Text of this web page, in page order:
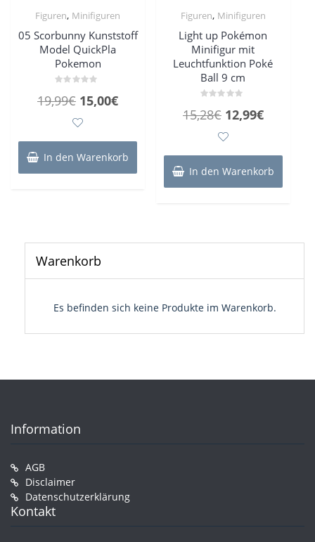
Figuren, Minifiguren
05 Scorbunny Kunststoff
Model QuickPla
Pokemon
mit
19,99€ Ursprünglicher
Preis
war:
19,99€
15,00€Aktueller
ist:
15,00€.
In den Warenkorb
Figuren, Minifiguren
Light up Pokémon
Minifigur mit
Leuchtfunktion Poké
Ball 9 cm
mit
15,28€ Ursprünglicher
Preis
war:
15,28€
12,99€Aktueller
ist:
12,99€.
In den Warenkorb
Warenkorb
Es befinden sich keine Produkte im Warenkorb.
Information
AGB
Disclaimer
Datenschutzerklärung
Kontakt